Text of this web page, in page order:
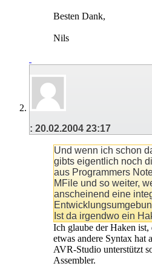
Besten Dank,
Nils
: 20.02.2004 23:17
Und wenn ich schon
gibts eigentlich noch
aus Programmers
MFile und so weiter,
anscheinend eine
Ist da irgendwo ein
Ich glaube der Haken ist,
etwas andere Syntax hat
AVR-Studio unterstützt
Assembler.